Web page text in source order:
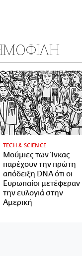
ΤECH & SCIENCE
Μούμιες των Ίνκας
παρέχουν την πρώτη
απόδειξη DNA ότι οι
Ευρωπαίοι μετέφεραν
την ευλογιά στην
Αμερική